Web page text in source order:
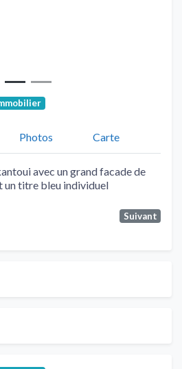
Photos Carte
avec un grand facade de
un titre bleu individuel
Suivant